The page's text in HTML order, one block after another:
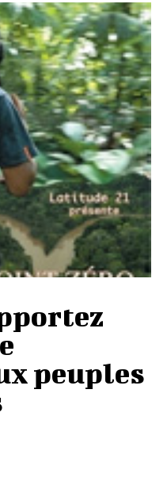
peuples